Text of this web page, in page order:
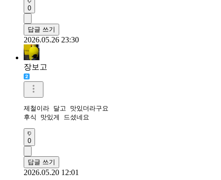
0
답글 쓰기
2026.05.26 23:30
장보고
제철이라 달고 맛있더라구요
후식 맛있게 드셨네요
0
답글 쓰기
2026.05.20 12:01